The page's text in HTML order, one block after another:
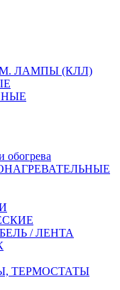
ЛАМПЫ (КЛЛ)
обогрева
/ ЛЕНТА
ТЕРМОСТАТЫ